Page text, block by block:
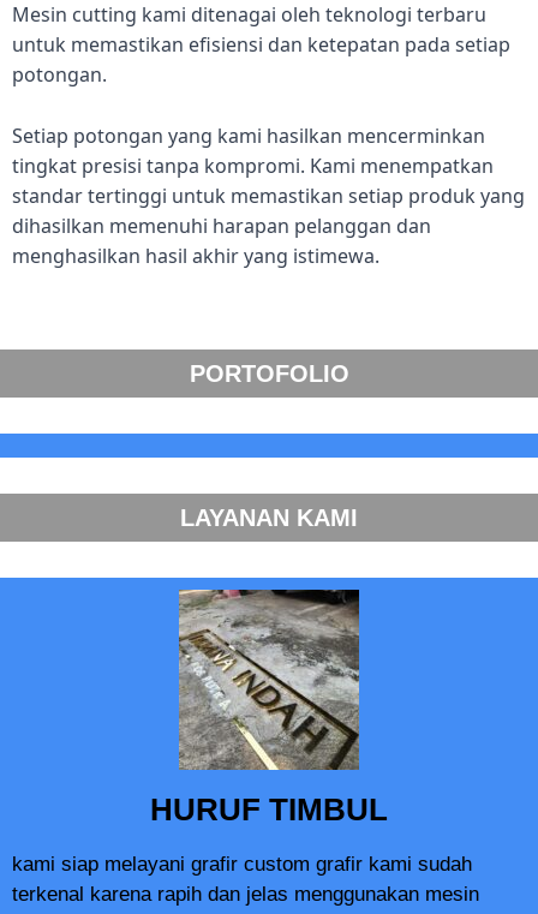
Mesin cutting kami ditenagai oleh teknologi terbaru
untuk memastikan efisiensi dan ketepatan pada setiap
potongan.
Setiap potongan yang kami hasilkan mencerminkan
tingkat presisi tanpa kompromi. Kami menempatkan
standar tertinggi untuk memastikan setiap produk yang
dihasilkan memenuhi harapan pelanggan dan
menghasilkan hasil akhir yang istimewa.
PORTOFOLIO
LAYANAN KAMI
HURUF TIMBUL
kami siap melayani grafir custom grafir kami sudah
terkenal karena rapih dan jelas menggunakan mesin